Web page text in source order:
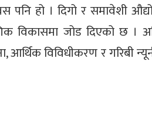
हो । दिगो र समावेशी
विकासमा जोड दिएको छ ।
आर्थिक विविधीकरण र गरिबी